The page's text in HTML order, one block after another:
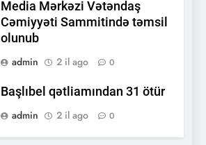
Media Mərkəzi Vətəndaş
Cəmiyyəti Sammitində təmsil
olunub
admin
2 il ago 0
Başlıbel qətliamından 31 ötür
admin
2 il ago 0